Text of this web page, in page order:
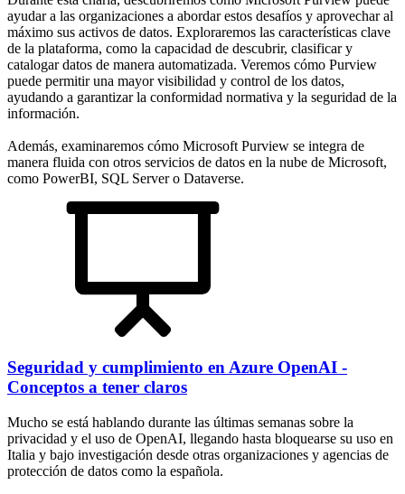
ayudar a las organizaciones a abordar estos desafíos y aprovechar al
máximo sus activos de datos. Exploraremos las características clave
de la plataforma, como la capacidad de descubrir, clasificar y
catalogar datos de manera automatizada. Veremos cómo Purview
puede permitir una mayor visibilidad y control de los datos,
ayudando a garantizar la conformidad normativa y la seguridad de la
información.
Además, examinaremos cómo Microsoft Purview se integra de
manera fluida con otros servicios de datos en la nube de Microsoft,
como PowerBI, SQL Server o Dataverse.
Seguridad y cumplimiento en Azure OpenAI -
Conceptos a tener claros
Mucho se está hablando durante las últimas semanas sobre la
privacidad y el uso de OpenAI, llegando hasta bloquearse su uso en
Italia y bajo investigación desde otras organizaciones y agencias de
protección de datos como la española.